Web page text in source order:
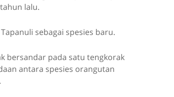
lalu.
sebagai spesies baru.
bersandar pada satu tengkorak
antara spesies orangutan